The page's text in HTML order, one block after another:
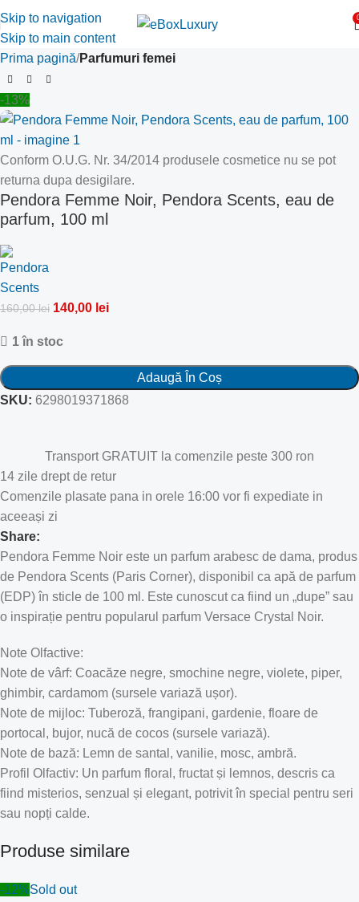
Skip to navigation
Skip to main content
Prima pagină Parfumuri femei
-13%
Conform O.U.G. Nr. 34/2014 produsele cosmetice nu se pot
returna dupa desigilare.
Pendora Femme Noir, Pendora Scents, eau de
parfum, 100 ml
160,00lei 140,00 lei
1 în stoc
Adaugă În Coș
SKU: 6298019371868
Transport GRATUIT la comenzile peste 300 ron
14 zile drept de retur
Comenzile plasate pana in orele 16:00 vor fi expediate in
aceeași zi
Share:
Pendora Femme Noir este un parfum arabesc de dama, produs
de Pendora Scents (Paris Corner), disponibil ca apă de parfum
(EDP) în sticle de 100 ml. Este cunoscut ca fiind un „dupe” sau
o inspirație pentru popularul parfum Versace Crystal Noir.
Note Olfactive:
Note de vârf: Coacăze negre, smochine negre, violete, piper,
ghimbir, cardamom (sursele variază ușor).
Note de mijloc: Tuberoză, frangipani, gardenie, floare de
portocal, bujor, nucă de cocos (sursele variază).
Note de bază: Lemn de santal, vanilie, mosc, ambră.
Profil Olfactiv: Un parfum floral, fructat și lemnos, descris ca
fiind misterios, senzual și elegant, potrivit în special pentru seri
sau nopți calde.
Produse similare
-12%Sold out